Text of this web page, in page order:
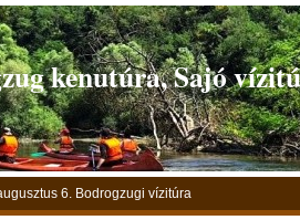
kenutúra, Sajó
6. Bodrogzugi vízitúra